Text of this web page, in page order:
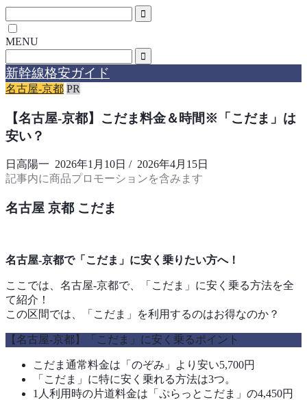
MENU
新幹線格安ガイド
名古屋-京都 PR
【名古屋-京都】こだま料金＆時間※「こだま」は
安い？
日高陽一 2026年1月10日 / 2026年4月15日
記事内に商品プロモーションを含みます
名古屋 京都 こだま
名古屋-京都で「こだま」に安く乗りたい方へ！
ここでは、名古屋-京都で、「こだま」に安く乗る方法を全
て紹介！
この区間では、「こだま」を利用するのはお得なのか？
【名古屋-京都】「こだま」に安く乗るポイント
こだま通常料金は「のぞみ」より安い5,700円
「こだま」に特に安く乗れる方法は3つ。
1人利用時の片道料金は「ぷらっとこだま」の4,450円